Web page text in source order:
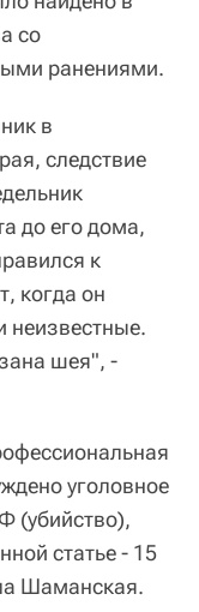
со
ранениями.
в
следствие
до его дома,
к
когда он
неизвестные.
шея", -
уголовное
(убийство),
статье - 15
Шаманская.